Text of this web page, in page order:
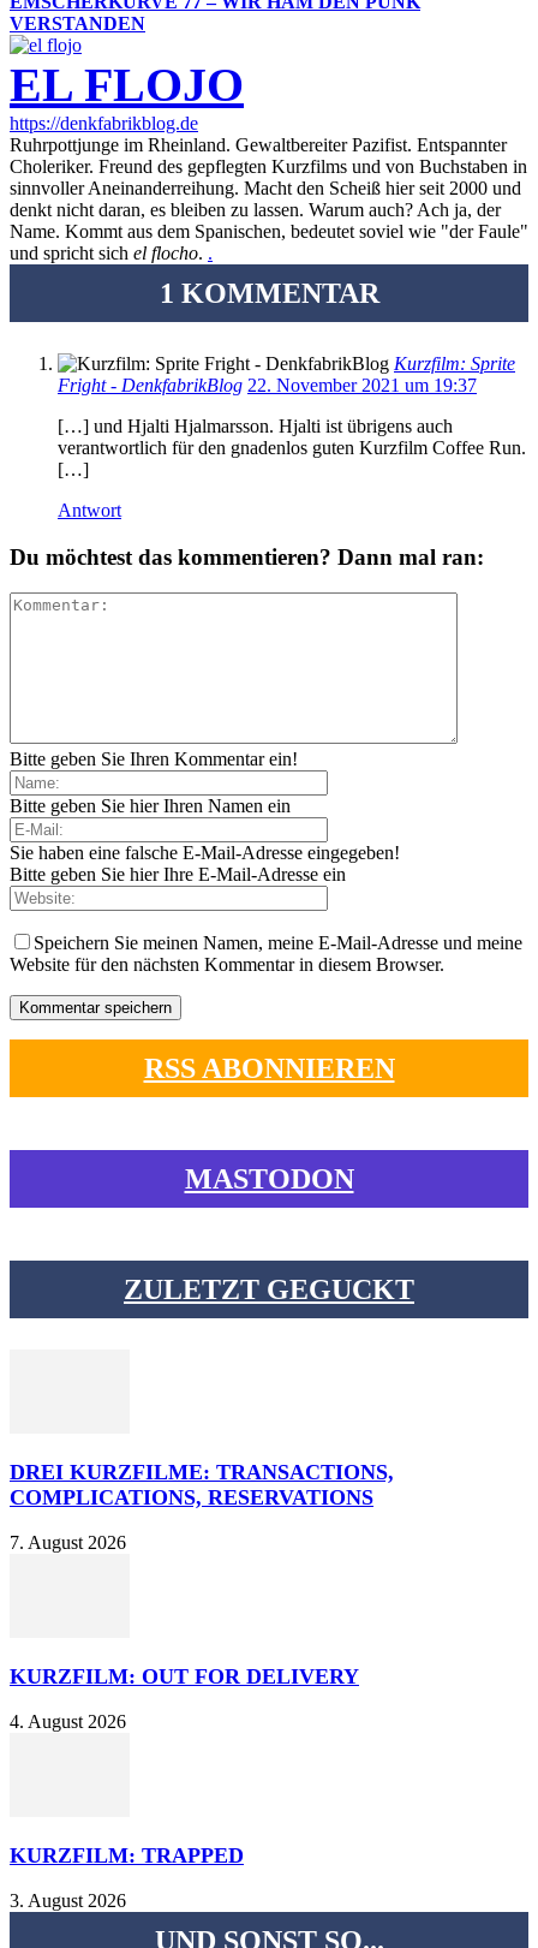
VERSTANDEN
EL FLOJO
https://denkfabrikblog.de
Ruhrpottjunge im Rheinland. Gewaltbereiter Pazifist. Entspannter
Choleriker. Freund des gepflegten Kurzfilms und von Buchstaben in
sinnvoller Aneinanderreihung. Macht den Scheiß hier seit 2000 und
denkt nicht daran, es bleiben zu lassen. Warum auch? Ach ja, der
Name. Kommt aus dem Spanischen, bedeutet soviel wie "der Faule"
und spricht sich el flocho. .
1 KOMMENTAR
Kurzfilm: Sprite
Fright - DenkfabrikBlog 22. November 2021 um 19:37
[…] und Hjalti Hjalmarsson. Hjalti ist übrigens auch
verantwortlich für den gnadenlos guten Kurzfilm Coffee Run.
[…]
Antwort
Du möchtest das kommentieren? Dann mal ran:
Bitte geben Sie Ihren Kommentar ein!
Bitte geben Sie hier Ihren Namen ein
Sie haben eine falsche E-Mail-Adresse eingegeben!
Bitte geben Sie hier Ihre E-Mail-Adresse ein
Speichern Sie meinen Namen, meine E-Mail-Adresse und meine
Website für den nächsten Kommentar in diesem Browser.
RSS ABONNIEREN
MASTODON
ZULETZT GEGUCKT
DREI KURZFILME: TRANSACTIONS,
COMPLICATIONS, RESERVATIONS
7. August 2026
KURZFILM: OUT FOR DELIVERY
4. August 2026
KURZFILM: TRAPPED
3. August 2026
UND SONST SO...